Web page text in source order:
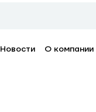
Новости О компании